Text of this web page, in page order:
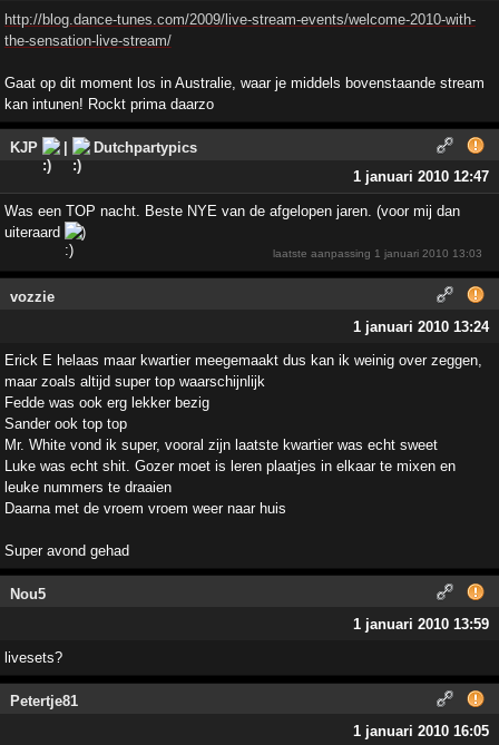
http://blog.dance-tunes.com/2009/live-stream-events/welcome-2010-with-
the-sensation-live-stream/
Gaat op dit moment los in Australie, waar je middels bovenstaande stream
kan intunen! Rockt prima daarzo
KJP |
Dutchpartypics
1 januari 2010 12:47
Was een TOP nacht. Beste NYE van de afgelopen jaren. (voor mij dan
uiteraard
)
laatste aanpassing 1 januari 2010 13:03
vozzie
1 januari 2010 13:24
Erick E helaas maar kwartier meegemaakt dus kan ik weinig over zeggen,
maar zoals altijd super top waarschijnlijk
Fedde was ook erg lekker bezig
Sander ook top top
Mr. White vond ik super, vooral zijn laatste kwartier was echt sweet
Luke was echt shit. Gozer moet is leren plaatjes in elkaar te mixen en
leuke nummers te draaien
Daarna met de vroem vroem weer naar huis
Super avond gehad
Nou5
1 januari 2010 13:59
livesets?
Petertje81
1 januari 2010 16:05